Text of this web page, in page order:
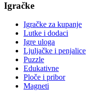
Igračke
Igračke za kupanje
Lutke i dodaci
Igre uloga
Ljuljačke i penjalice
Puzzle
Edukativne
Ploče i pribor
Magneti